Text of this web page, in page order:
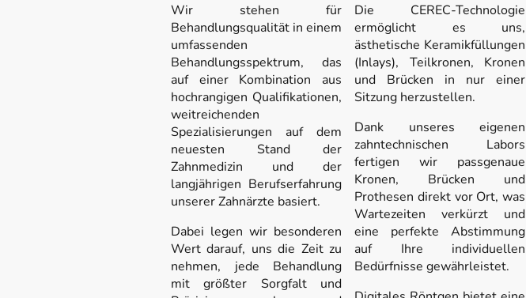
Wir stehen für
Behandlungsqualität in einem
umfassenden
Behandlungsspektrum, das
auf einer Kombination aus
hochrangigen Qualifikationen,
weitreichenden
Spezialisierungen auf dem
neuesten Stand der
Zahnmedizin und der
langjährigen Berufserfahrung
unserer Zahnärzte basiert.
Dabei legen wir besonderen
Wert darauf, uns die Zeit zu
nehmen, jede Behandlung
mit größter Sorgfalt und
Die CEREC-Technologie
ermöglicht es uns,
ästhetische Keramikfüllungen
(Inlays), Teilkronen, Kronen
und Brücken in nur einer
Sitzung herzustellen.
Dank unseres eigenen
zahntechnischen Labors
fertigen wir passgenaue
Kronen, Brücken und
Prothesen direkt vor Ort, was
Wartezeiten verkürzt und
eine perfekte Abstimmung
auf Ihre individuellen
Bedürfnisse gewährleistet.